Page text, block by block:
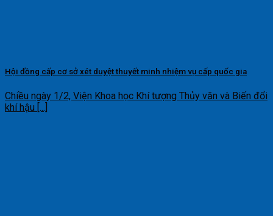
Hội đồng cấp cơ sở xét duyệt thuyết minh nhiệm vụ cấp quốc gia
Chiều ngày 1/2, Viện Khoa học Khí tượng Thủy văn và Biến đổi
khí hậu [...]